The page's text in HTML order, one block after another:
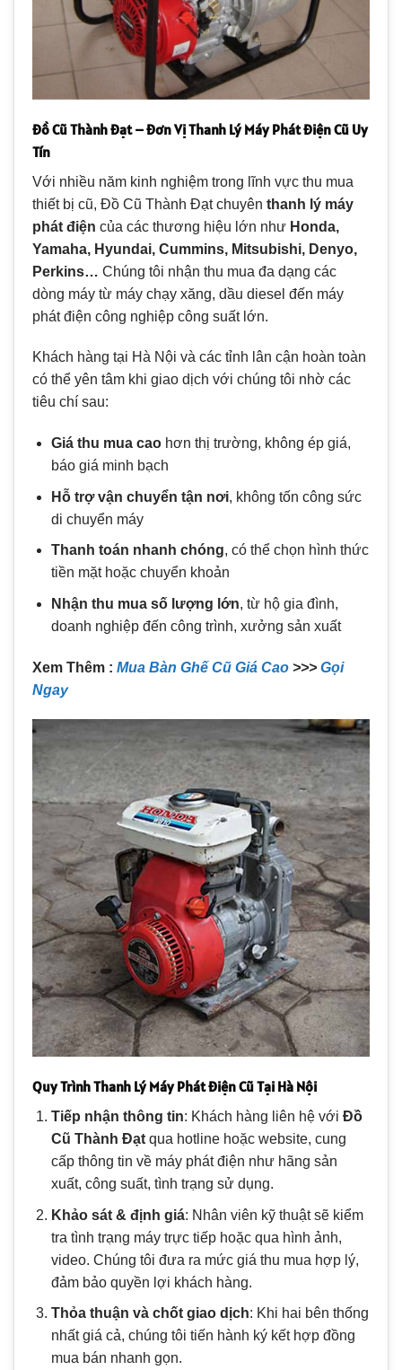
Đồ Cũ Thành Đạt – Đơn Vị Thanh Lý Máy Phát Điện Cũ Uy
Tín
Với nhiều năm kinh nghiệm trong lĩnh vực thu mua
thiết bị cũ, Đồ Cũ Thành Đạt chuyên thanh lý máy
phát điện của các thương hiệu lớn như Honda,
Yamaha, Hyundai, Cummins, Mitsubishi, Denyo,
Perkins… Chúng tôi nhận thu mua đa dạng các
dòng máy từ máy chạy xăng, dầu diesel đến máy
phát điện công nghiệp công suất lớn.
Khách hàng tại Hà Nội và các tỉnh lân cận hoàn toàn
có thể yên tâm khi giao dịch với chúng tôi nhờ các
tiêu chí sau:
Giá thu mua caohơn thị trường, không ép giá,
báo giá minh bạch
Hỗ trợ vận chuyển tận nơi, không tốn công sức
di chuyển máy
Thanh toán nhanh chóng, có thể chọn hình thức
tiền mặt hoặc chuyển khoản
Nhận thu mua số lượng lớn, từ hộ gia đình,
doanh nghiệp đến công trình, xưởng sản xuất
Xem Thêm : Mua Bàn Ghế Cũ Giá Cao >>> Gọi
Ngay
Quy Trình Thanh Lý Máy Phát Điện Cũ Tại Hà Nội
Tiếp nhận thông tin: Khách hàng liên hệ với Đồ
Cũ Thành Đạtqua hotline hoặc website, cung
cấp thông tin về máy phát điện như hãng sản
xuất, công suất, tình trạng sử dụng.
Khảo sát & định giá: Nhân viên kỹ thuật sẽ kiểm
tra tình trạng máy trực tiếp hoặc qua hình ảnh,
video. Chúng tôi đưa ra mức giá thu mua hợp lý,
đảm bảo quyền lợi khách hàng.
Thỏa thuận và chốt giao dịch: Khi hai bên thống
nhất giá cả, chúng tôi tiến hành ký kết hợp đồng
mua bán nhanh gọn.